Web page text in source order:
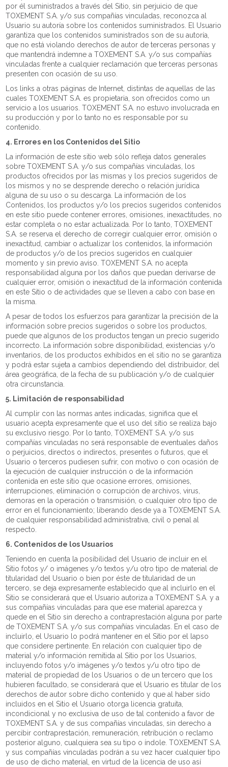
por él suministrados a través del Sitio, sin perjuicio de que
TOXEMENT S.A. y/o sus compañías vinculadas, reconozca al
Usuario su autoría sobre los contenidos suministrados. El Usuario
garantiza que los contenidos suministrados son de su autoría,
que no está violando derechos de autor de terceras personas y
que mantendrá indemne a TOXEMENT S.A. y/o sus compañías
vinculadas frente a cualquier reclamación que terceras personas
presenten con ocasión de su uso.
Los links a otras páginas de Internet, distintas de aquellas de las
cuales TOXEMENT S.A. es propietaria, son ofrecidos como un
servicio a los usuarios. TOXEMENT S.A. no estuvo involucrada en
su producción y por lo tanto no es responsable por su
contenido.
4. Errores en los Contenidos del Sitio
La información de este sitio web sólo refleja datos generales
sobre TOXEMENT S.A. y/o sus compañías vinculadas, los
productos ofrecidos por las mismas y los precios sugeridos de
los mismos y no se desprende derecho o relación jurídica
alguna de su uso o su descarga. La información de los
Contenidos, los productos y/o los precios sugeridos contenidos
en este sitio puede contener errores, omisiones, inexactitudes, no
estar completa o no estar actualizada. Por lo tanto, TOXEMENT
S.A. se reserva el derecho de corregir cualquier error, omisión o
inexactitud, cambiar o actualizar los contenidos, la información
de productos y/o de los precios sugeridos en cualquier
momento y sin previo aviso. TOXEMENT S.A. no acepta
responsabilidad alguna por los daños que puedan derivarse de
cualquier error, omisión o inexactitud de la información contenida
en este Sitio o de actividades que se lleven a cabo con base en
la misma.
A pesar de todos los esfuerzos para garantizar la precisión de la
información sobre precios sugeridos o sobre los productos,
puede que algunos de los productos tengan un precio sugerido
incorrecto. La información sobre disponibilidad, existencias y/o
inventarios, de los productos exhibidos en el sitio no se garantiza
y podrá estar sujeta a cambios dependiendo del distribuidor, del
área geográfica, de la fecha de su publicación y/o de cualquier
otra circunstancia.
5. Limitación de responsabilidad
Al cumplir con las normas antes indicadas, significa que el
usuario acepta expresamente que el uso del sitio se realiza bajo
su exclusivo riesgo. Por lo tanto, TOXEMENT S.A. y/o sus
compañías vinculadas no será responsable de eventuales daños
o perjuicios, directos o indirectos, presentes o futuros, que el
Usuario o terceros pudiesen sufrir, con motivo o con ocasión de
la ejecución de cualquier instrucción o de la información
contenida en este sitio que ocasione errores, omisiones,
interrupciones, eliminación o corrupción de archivos, virus,
demoras en la operación o transmisión, o cualquier otro tipo de
error en el funcionamiento; liberando desde ya a TOXEMENT S.A.
de cualquier responsabilidad administrativa, civil o penal al
respecto.
6. Contenidos de los Usuarios
Teniendo en cuenta la posibilidad del Usuario de incluir en el
Sitio fotos y/ o imágenes y/o textos y/u otro tipo de material de
titularidad del Usuario o bien por éste de titularidad de un
tercero, se deja expresamente establecido que al incluirlo en el
Sitio se considerará que el Usuario autoriza a TOXEMENT S.A. y a
sus compañías vinculadas para que ese material aparezca y
quede en el Sitio sin derecho a contraprestación alguna por parte
de TOXEMENT S.A. y/o sus compañías vinculadas. En el caso de
incluirlo, el Usuario lo podrá mantener en el Sitio por el lapso
que considere pertinente. En relación con cualquier tipo de
material y/o información remitida al Sitio por los Usuarios,
incluyendo fotos y/o imágenes y/o textos y/u otro tipo de
material de propiedad de los Usuarios o de un tercero que los
hubieren facultado, se considerará que el Usuario es titular de los
derechos de autor sobre dicho contenido y que al haber sido
incluidos en el Sitio el Usuario otorga licencia gratuita,
incondicional y no exclusiva de uso de tal contenido a favor de
TOXEMENT S.A. y de sus compañías vinculadas, sin derecho a
percibir contraprestación, remuneración, retribución o reclamo
posterior alguno, cualquiera sea su tipo o índole. TOXEMENT S.A.
y sus compañías vinculadas podrán a su vez hacer cualquier tipo
de uso de dicho material, en virtud de la licencia de uso así